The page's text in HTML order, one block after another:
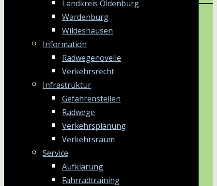
Landkreis Oldenburg
Wardenburg
Wildeshausen
Information
Radwegenovelle
Verkehrsrecht
Infrastruktur
Gefahrenstellen
Radwege
Verkehrsplanung
Verkehrsraum
Service
Aufklärung
Fahrradtraining